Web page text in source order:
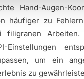
Hand-Augen-
häufiger zu
filigranen
um ein
zu